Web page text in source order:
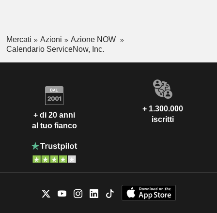
Mercati Azioni
Azione NOW
Calendario ServiceNow, Inc.
+ di 20 anni
al tuo fianco
+ 1.300.000
iscritti